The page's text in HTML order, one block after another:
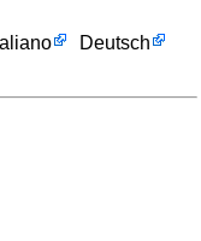
Deutsch